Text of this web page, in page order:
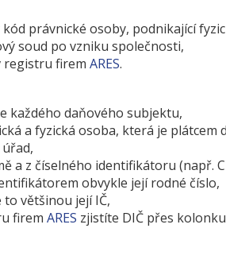
právnické osoby, podnikající
soud po vzniku společnosti,
registru firem ARES.
každého daňového subjektu,
a fyzická osoba, která je plátcem
a z číselného identifikátoru (např.
obvykle její rodné číslo,
většinou její IČ,
firem ARES zjistíte DIČ přes